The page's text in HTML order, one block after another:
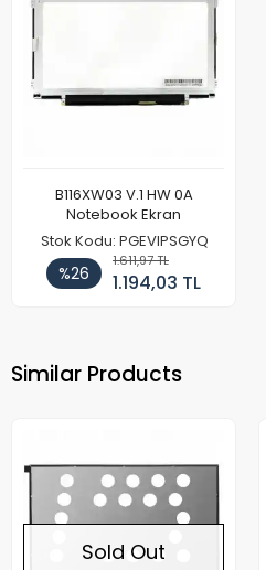
B116XW03 V.1 HW 0A
Notebook Ekran
Stok Kodu: PGEVIPSGYQ
%26
1.611,97 TL
1.194,03 TL
Similar Products
Sold Out